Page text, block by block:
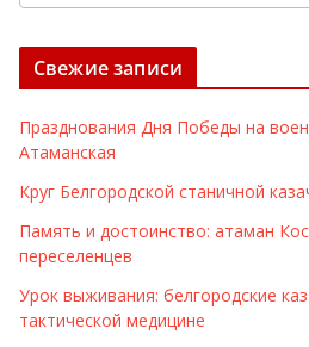
Свежие записи
Празднования Дня Победы на
Атаманская
Круг Белгородской станичной
Память и достоинство: атаман
переселенцев
Урок выживания: белгородские
тактической медицине